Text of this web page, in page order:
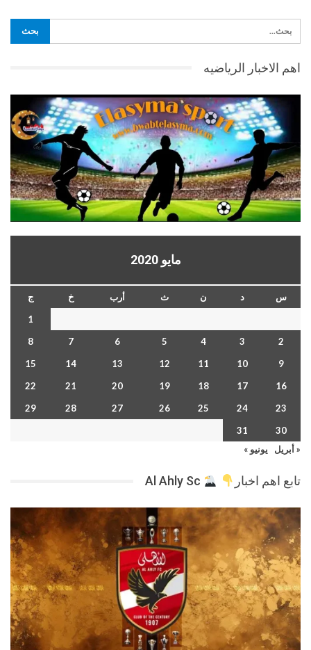
اهم الاخبار الرياضيه
مايو 2020
س د ن ث أرب خ
ج
1
2
3
4
5
6
7
8
9
10
11
12
13
14
15
16
17
18
19
20
21
22
23
24
25
26
27
28
29
30
31
« أبريل
يونيو »
تابع اهم اخبار